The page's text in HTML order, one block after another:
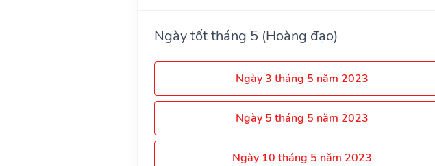
Ngày tốt tháng 5 (Hoàng đạo)
Ngày 3 tháng 5 năm 2023
Ngày 5 tháng 5 năm 2023
Ngày 10 tháng 5 năm 2023